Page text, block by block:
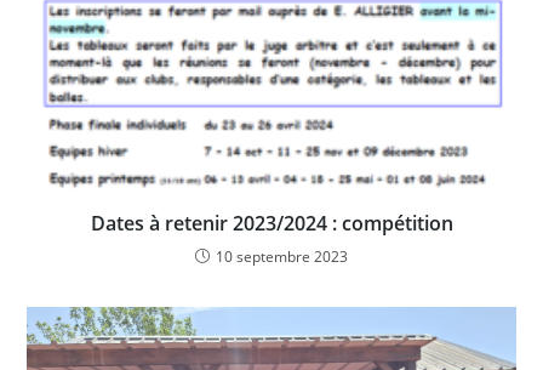
Dates à retenir 2023/2024 : compétition
10 septembre 2023